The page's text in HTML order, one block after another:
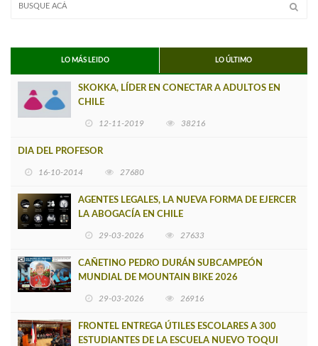
LO MÁS LEIDO LO ÚLTIMO
SKOKKA, LÍDER EN CONECTAR A ADULTOS EN
CHILE
12-11-2019 38216
DIA DEL PROFESOR
16-10-2014 27680
AGENTES LEGALES, LA NUEVA FORMA DE EJERCER
LA ABOGACÍA EN CHILE
29-03-2026 27633
CAÑETINO PEDRO DURÁN SUBCAMPEÓN
MUNDIAL DE MOUNTAIN BIKE 2026
29-03-2026 26916
FRONTEL ENTREGA ÚTILES ESCOLARES A 300
ESTUDIANTES DE LA ESCUELA NUEVO TOQUI